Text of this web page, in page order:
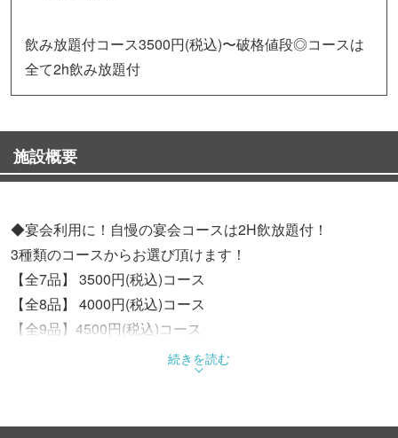
飲み放題付コース3500円(税込)〜破格値段◎コースは
全て2h飲み放題付
施設概要
◆宴会利用に！自慢の宴会コースは2H飲放題付！
3種類のコースからお選び頂けます！
【全7品】 3500円(税込)コース
【全8品】 4000円(税込)コース
【全9品】4500円(税込)コース
※その他にもご予算・お料理内容等ご希望に応じて対応い
続きを読む